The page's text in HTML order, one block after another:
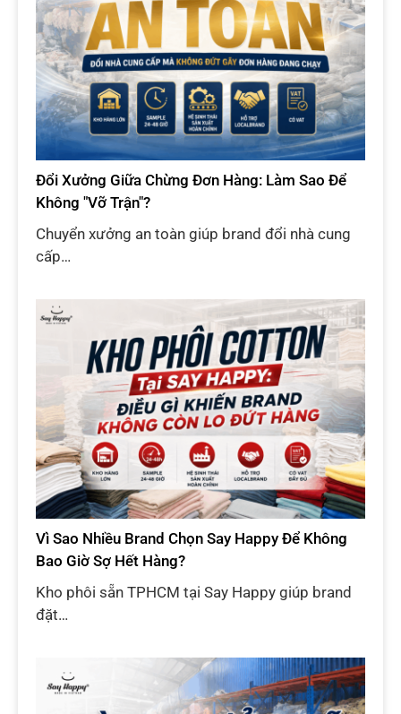
Đổi Xưởng Giữa Chừng Đơn Hàng: Làm Sao Để
Không "Vỡ Trận"?
Chuyển xưởng an toàn giúp brand đổi nhà cung
cấp…
Vì Sao Nhiều Brand Chọn Say Happy Để Không
Bao Giờ Sợ Hết Hàng?
Kho phôi sẵn TPHCM tại Say Happy giúp brand
đặt…